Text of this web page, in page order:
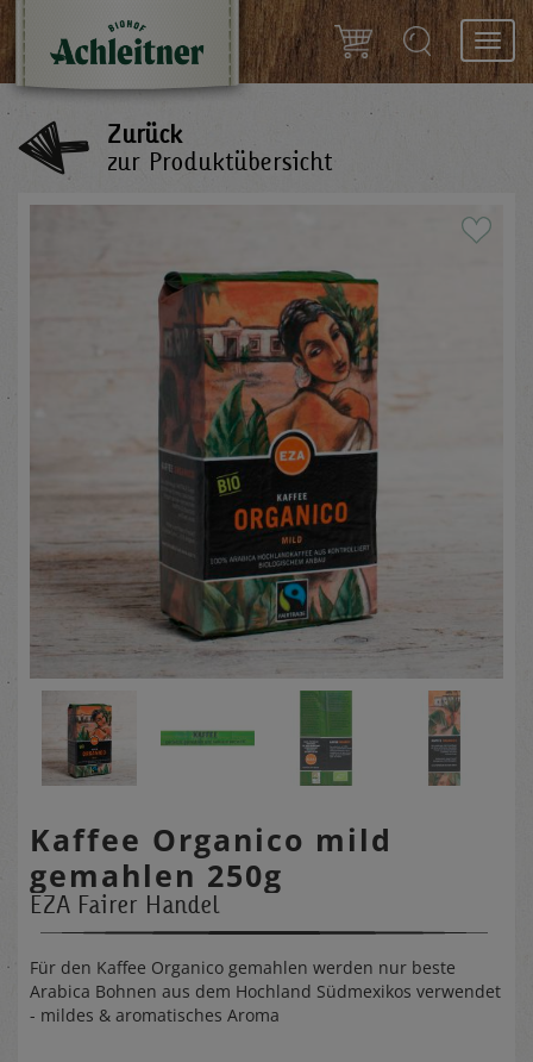
Zurück
zur Produktübersicht
Kaffee Organico mild
gemahlen 250g
EZA Fairer Handel
Für den Kaffee Organico gemahlen werden nur beste
Arabica Bohnen aus dem Hochland Südmexikos verwendet
- mildes & aromatisches Aroma